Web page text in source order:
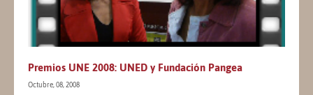
Premios UNE 2008: UNED y Fundación Pangea
Octubre, 08, 2008